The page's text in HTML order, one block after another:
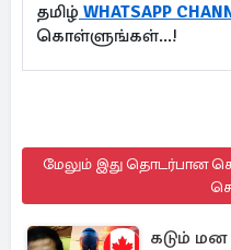
தமிழ் WHATSAPP
கொள்ளுங்கள்...!
மேலும் இது தொடர்பான
கடும்